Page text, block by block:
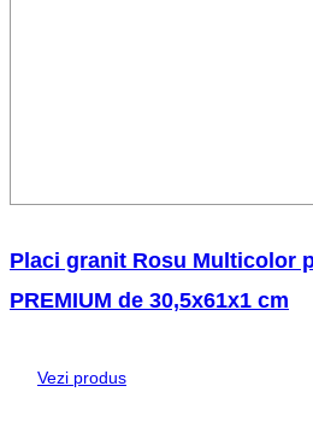
Placi granit Rosu Multicolor
PREMIUM de 30,5x61x1 cm
Vezi produs